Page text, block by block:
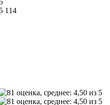
114